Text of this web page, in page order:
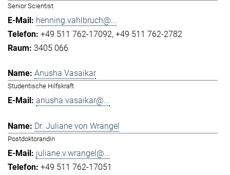
Senior Scientist
henning.vahlbruch@...
+49 511 762-17092 +49 511 762-2782
3405 066
Anusha Vasaikar
Studentische Hilfskraft
anusha.vasaikar@...
Dr. Juliane von Wrangel
Postdoktorandin
juliane.v.wrangel@...
+49 511 762-17051